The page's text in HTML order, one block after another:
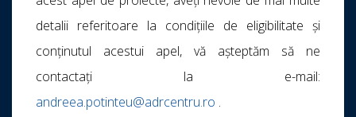
detalii referitoare la condițiile de eligibilitate și
conținutul acestui apel, vă așteptăm să ne
contactați la e-mail:
andreea.potinteu@adrcentru.ro .